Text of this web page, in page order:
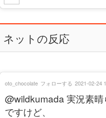
ネットの反応
@wildkumada 実況素
ですけど、
oto_chocolate フォローする 2021-02-24